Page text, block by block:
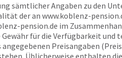
sämtlicher Angaben zu den
der an www.koblenz-
pension.de im
Gewähr für die Verfügbarkeit
angegebenen Preisangaben
Üblicherweise enthalten